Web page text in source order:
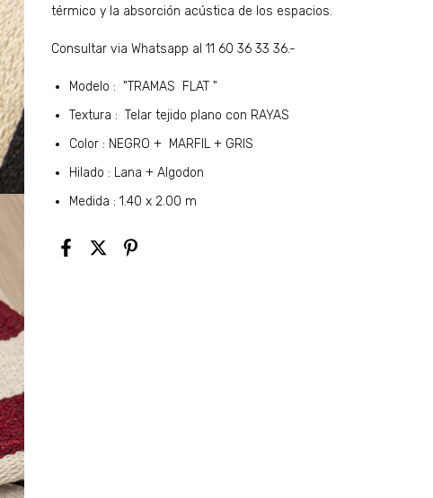
térmico y la absorción acústica de los espacios.
Consultar via Whatsapp al 11 60 36 33 36.-
Modelo : "TRAMAS FLAT "
Textura : Telar tejido plano con RAYAS
Color : NEGRO + MARFIL + GRIS
Hilado : Lana + Algodon
Medida : 1.40 x 2.00 m